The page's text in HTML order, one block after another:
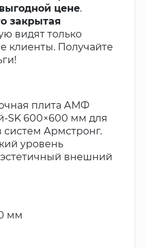
цене.
закрытая
видят только
клиенты. Получайте
плита АМФ
SK 600×600 мм для
систем Армстронг.
уровень
внешний
мм